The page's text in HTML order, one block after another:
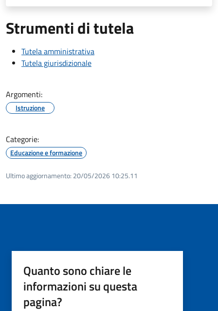
Strumenti di tutela
Tutela amministrativa
Tutela giurisdizionale
Argomenti:
Istruzione
Categorie:
Educazione e formazione
Ultimo aggiornamento: 20/05/2026 10:25.11
Quanto sono chiare le
informazioni su questa
pagina?